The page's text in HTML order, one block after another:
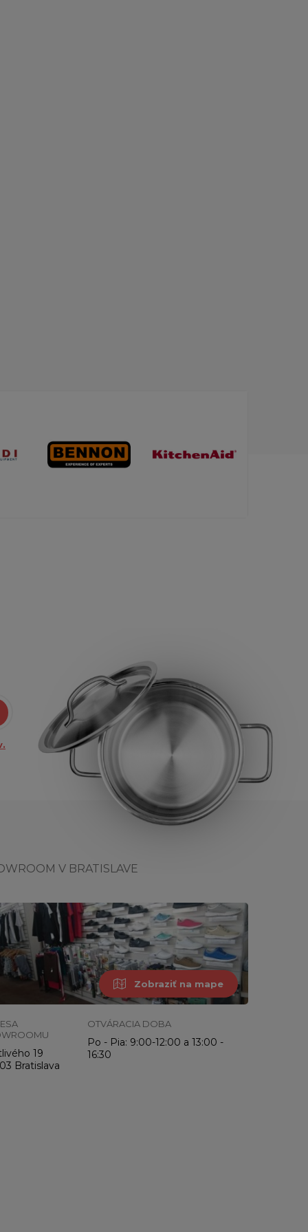
V BRATISLAVE
Zobraziť na mape
19
Bratislava
OTVÁRACIA DOBA
Po - Pia: 9:00-12:00 a 13:00 -
16:30